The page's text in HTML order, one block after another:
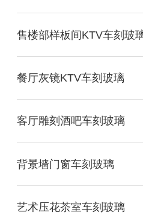
售楼部样板间KTV车刻玻
餐厅灰镜KTV车刻玻璃
客厅雕刻酒吧车刻玻璃
背景墙门窗车刻玻璃
艺术压花茶室车刻玻璃